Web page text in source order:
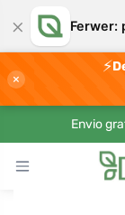
× Ferwer:
×
⚡
Envio